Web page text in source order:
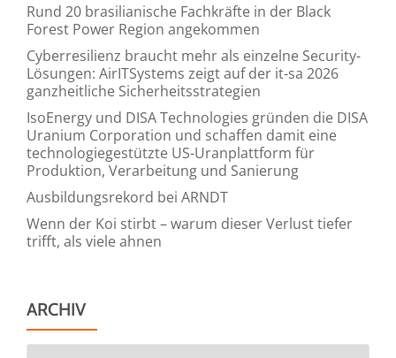
Rund 20 brasilianische Fachkräfte in der Black
Forest Power Region angekommen
Cyberresilienz braucht mehr als einzelne Security-
Lösungen: AirITSystems zeigt auf der it-sa 2026
ganzheitliche Sicherheitsstrategien
IsoEnergy und DISA Technologies gründen die DISA
Uranium Corporation und schaffen damit eine
technologiegestützte US-Uranplattform für
Produktion, Verarbeitung und Sanierung
Ausbildungsrekord bei ARNDT
Wenn der Koi stirbt – warum dieser Verlust tiefer
trifft, als viele ahnen
ARCHIV